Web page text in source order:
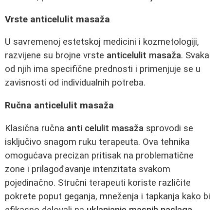
Vrste anticelulit masaža
U savremenoj estetskoj medicini i kozmetologiji,
razvijene su brojne vrste anticelulit masaža. Svaka
od njih ima specifične prednosti i primenjuje se u
zavisnosti od individualnih potreba.
Ručna anticelulit masaža
Klasična ručna anti celulit masaža sprovodi se
isključivo snagom ruku terapeuta. Ova tehnika
omogućava precizan pritisak na problematične
zone i prilagođavanje intenzitata svakom
pojedinačno. Stručni terapeuti koriste različite
pokrete poput geganja, mneženja i tapkanja kako bi